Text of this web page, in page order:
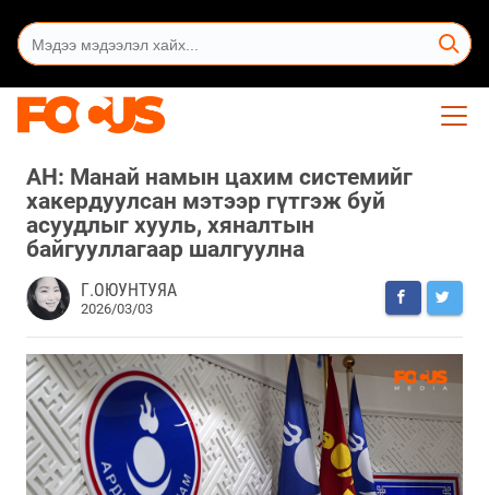
АН: Манай намын цахим системийг
хакердуулсан мэтээр гүтгэж буй
асуудлыг хууль, хяналтын
байгууллагаар шалгуулна
Г.ОЮУНТУЯА
2026/03/03